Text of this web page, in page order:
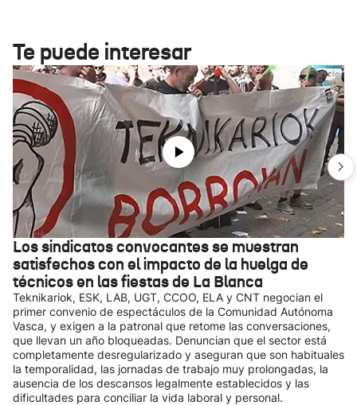
Te puede interesar
Los sindicatos convocantes se muestran
satisfechos con el impacto de la huelga de
técnicos en las fiestas de La Blanca
Teknikariok, ESK, LAB, UGT, CCOO, ELA y CNT negocian el
primer convenio de espectáculos de la Comunidad Autónoma
Vasca, y exigen a la patronal que retome las conversaciones,
que llevan un año bloqueadas. Denuncian que el sector está
completamente desregularizado y aseguran que son habituales
la temporalidad, las jornadas de trabajo muy prolongadas, la
ausencia de los descansos legalmente establecidos y las
dificultades para conciliar la vida laboral y personal.